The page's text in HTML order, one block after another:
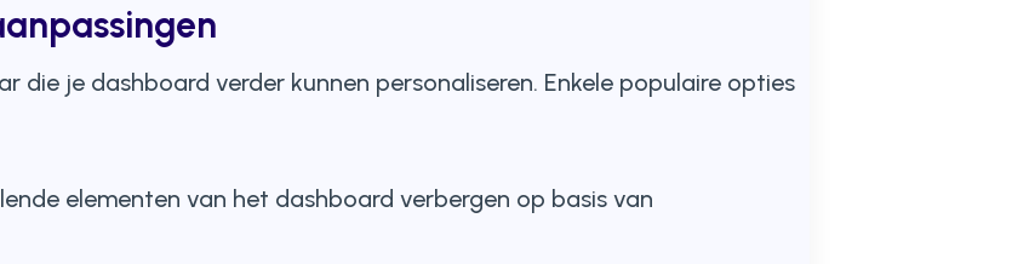
die je dashboard verder kunnen personaliseren. Enkele populaire opties
elementen van het dashboard verbergen op basis van